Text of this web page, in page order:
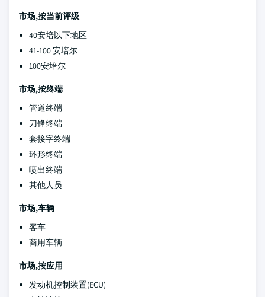
市场,按当前评级
40安培以下地区
41-100 安培尔
100安培尔
市场,按终端
管道终端
刀锋终端
套接字终端
环形终端
喷出终端
其他人员
市场,车辆
客车
商用车辆
市场,按应用
发动机控制装置(ECU)